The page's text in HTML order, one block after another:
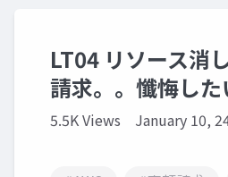
LT04 リソース消
請求。。懺悔し
5.5K Views January 10,